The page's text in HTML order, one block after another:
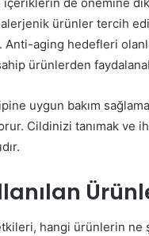
ürünler tercih
aging hedefleri
ürünlerden
uygun bakım
Cildinizi tanımak ve
hangi ürünlerin ne